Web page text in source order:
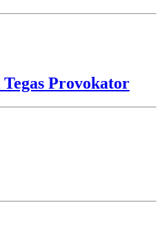
Provokator